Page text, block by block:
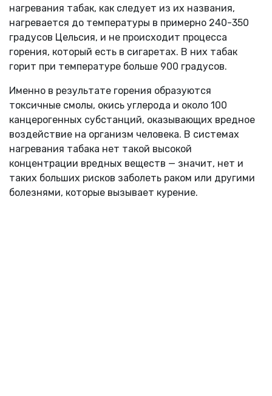
нагревания табак, как следует из их названия,
нагревается до температуры в примерно 240-350
градусов Цельсия, и не происходит процесса
горения, который есть в сигаретах. В них табак
горит при температуре больше 900 градусов.
Именно в результате горения образуются
токсичные смолы, окись углерода и около 100
канцерогенных субстанций, оказывающих вредное
воздействие на организм человека. В системах
нагревания табака нет такой высокой
концентрации вредных веществ — значит, нет и
таких больших рисков заболеть раком или другими
болезнями, которые вызывает курение.